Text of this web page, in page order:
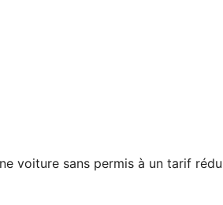
voiture sans permis à un tarif